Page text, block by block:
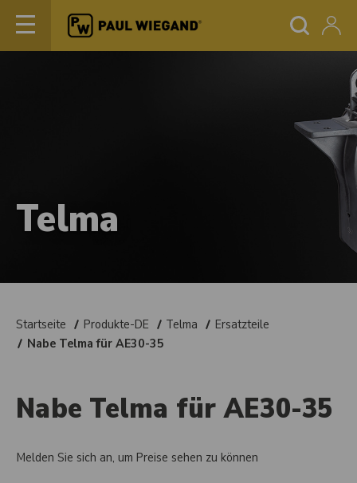
Telma
Startseite Produkte-DE Telma
Ersatzteile
Nabe Telma für AE30-35
Nabe Telma für AE30-35
Melden Sie sich an, um Preise sehen zu können